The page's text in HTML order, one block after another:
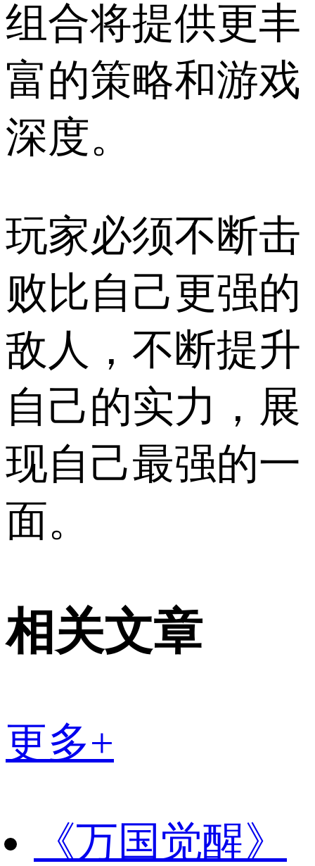
组合将提供更丰
富的策略和游戏
深度。
玩家必须不断击
败比自己更强的
敌人，不断提升
自己的实力，展
现自己最强的一
面。
相关文章
更多+
《万国觉醒》